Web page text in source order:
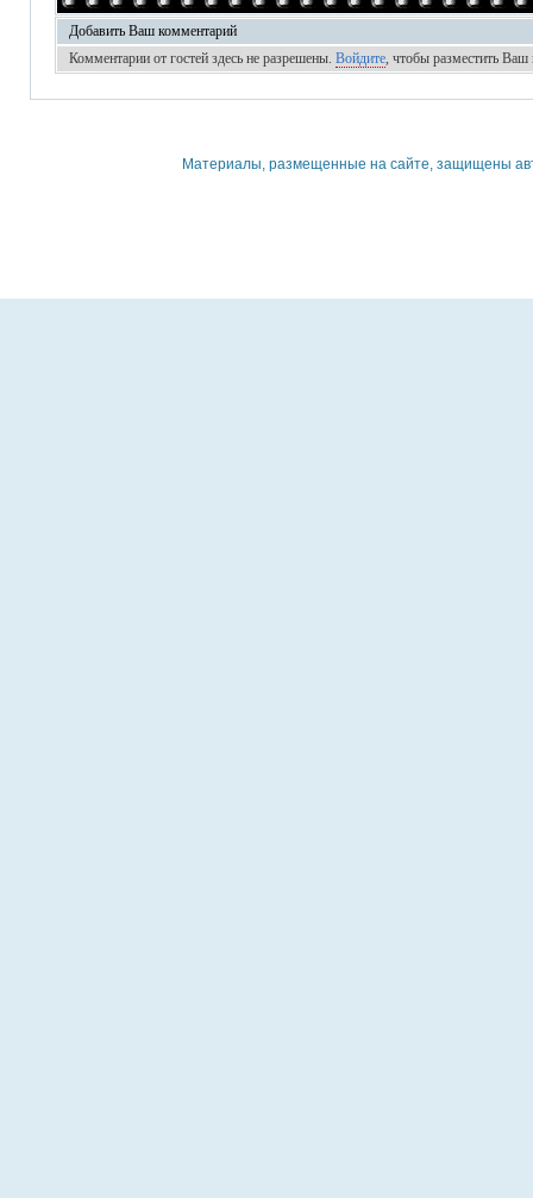
Добавить Ваш комментарий
Комментарии от гостей здесь не разрешены. Войдите, чтобы разместить Ваш
Материалы, размещенные на сайте, защищены